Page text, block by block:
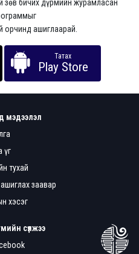
зөв бичих дүрмийн журамласан
орчинд ашиглаарай.
Татах
Play Store
мэдээлэл
үг
тухай
заавар
хэсэг
сүлжээ